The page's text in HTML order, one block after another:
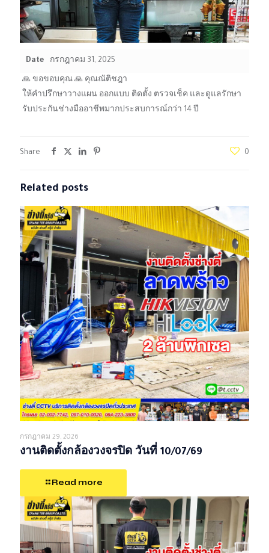
Date กรกฎาคม 31, 2025
🙏 ขอขอบคุณ 🙏 คุณณัติชฎา
ให้คำปรึกษาวางแผน ออกแบบ ติดตั้ง ตรวจเช็ค และดูแลรักษา
รับประกันช่างมืออาชีพมากประสบการณ์กว่า 14 ปี
Share 0
Related posts
กรกฎาคม 29, 2026
งานติดตั้งกล้องวงจรปิด วันที่ 10/07/69
Read more